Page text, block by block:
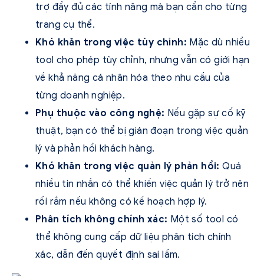
trợ đầy đủ các tính năng mà bạn cần cho từng
trang cụ thể.
Khó khăn trong việc tùy chỉnh: Mặc dù nhiều
tool cho phép tùy chỉnh, nhưng vẫn có giới hạn
về khả năng cá nhân hóa theo nhu cầu của
từng doanh nghiệp.
Phụ thuộc vào công nghệ: Nếu gặp sự cố kỹ
thuật, bạn có thể bị gián đoạn trong việc quản
lý và phản hồi khách hàng.
Khó khăn trong việc quản lý phản hồi: Quá
nhiều tin nhắn có thể khiến việc quản lý trở nên
rối rắm nếu không có kế hoạch hợp lý.
Phân tích không chính xác: Một số tool có
thể không cung cấp dữ liệu phân tích chính
xác, dẫn đến quyết định sai lầm.